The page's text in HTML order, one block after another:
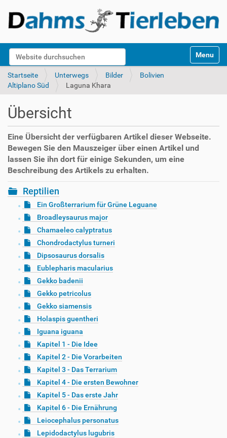
Website durchsuchen
k
Toggle
Startseite Unterwegs Bilder
Bolivien
Altiplano Süd
Laguna Khara
Übersicht
Eine Übersicht der verfügbaren Artikel dieser Webseite.
Bewegen Sie den Mauszeiger über einen Artikel und
lassen Sie ihn dort für einige Sekunden, um eine
Beschreibung des Artikels zu erhalten.
Reptilien
Ein Großterrarium für Grüne Leguane
Broadleysaurus major
Chamaeleo calyptratus
Chondrodactylus turneri
Dipsosaurus dorsalis
Eublepharis macularius
Gekko badenii
Gekko petricolus
Gekko siamensis
Holaspis guentheri
Iguana iguana
Kapitel 1 - Die Idee
Kapitel 2 - Die Vorarbeiten
Kapitel 3 - Das Terrarium
Kapitel 4 - Die ersten Bewohner
Kapitel 5 - Das erste Jahr
Kapitel 6 - Die Ernährung
Leiocephalus personatus
Lepidodactylus lugubris